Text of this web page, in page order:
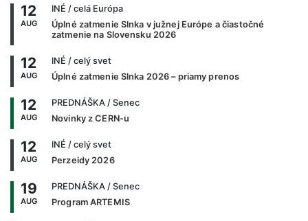
12
AUG
INÉ / celá Európa
Úplné zatmenie Slnka v južnej Európe a čiastočné
zatmenie na Slovensku 2026
12
AUG
INÉ / celý svet
Úplné zatmenie Slnka 2026 – priamy prenos
12
AUG
PREDNÁŠKA / Senec
Novinky z CERN-u
12
AUG
INÉ / celý svet
Perzeidy 2026
19
AUG
PREDNÁŠKA / Senec
Program ARTEMIS